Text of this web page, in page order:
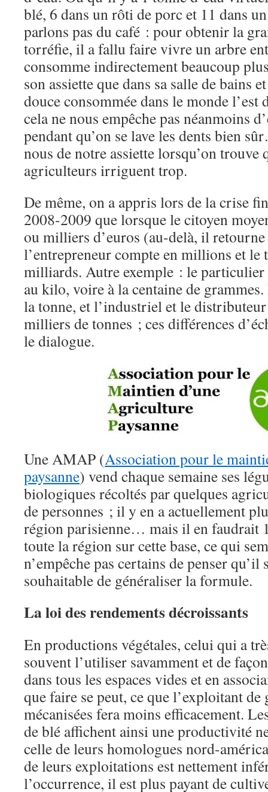
blé, 6 dans un rôti de porc et 11 dans
parlons pas du café : pour obtenir la
torréfie, il a fallu faire vivre un arbre
consomme indirectement beaucoup
son assiette que dans sa salle de bains
douce consommée dans le monde l’est
cela ne nous empêche pas néanmoins
pendant qu’on se lave les dents bien
nous de notre assiette lorsqu’on trouve
agriculteurs irriguent trop.
De même, on a appris lors de la crise
2008-2009 que lorsque le citoyen
ou milliers d’euros (au-delà, il
l’entrepreneur compte en millions et le
milliards. Autre exemple : le particulier
au kilo, voire à la centaine de
la tonne, et l’industriel et le
milliers de tonnes ; ces différences
le dialogue.
Une AMAP (Association pour le
paysanne) vend chaque semaine ses
biologiques récoltés par quelques
de personnes ; il y en a actuellement
région parisienne… mais il en faudrait
toute la région sur cette base, ce qui
n’empêche pas certains de penser
souhaitable de généraliser la formule.
La loi des rendements décroissants
En productions végétales, celui qui a
souvent l’utiliser savamment et de
dans tous les espaces vides et en
que faire se peut, ce que l’exploitant de
mécanisées fera moins efficacement.
de blé affichent ainsi une productivité
celle de leurs homologues nord-
de leurs exploitations est nettement
l’occurrence, il est plus payant de